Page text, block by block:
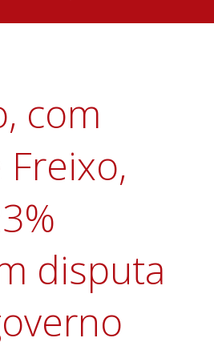
com
Freixo,
disputa